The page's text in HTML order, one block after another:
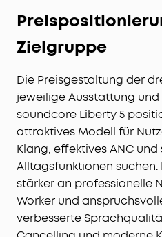
Zielgruppe
Die Preisgestaltung der
jeweilige Ausstattung
soundcore Liberty 5
attraktives Modell für
Klang, effektives ANC und
Alltagsfunktionen suchen.
stärker an professionelle
Worker und
verbesserte